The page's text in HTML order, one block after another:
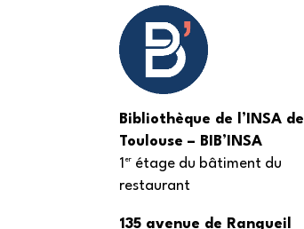
Bibliothèque de l’INSA de
Toulouse – BIB’INSA
1 er
étage du bâtiment du
restaurant
135 avenue de Rangueil